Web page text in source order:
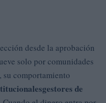
desde la aprobación
solo por comunidades
su comportamiento
gestores de